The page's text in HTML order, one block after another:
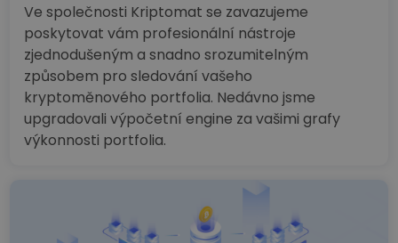
Ve společnosti Kriptomat se zavazujeme
poskytovat vám profesionální nástroje
zjednodušeným a snadno srozumitelným
způsobem pro sledování vašeho
kryptoměnového portfolia. Nedávno jsme
upgradovali výpočetní engine za vašimi grafy
výkonnosti portfolia.